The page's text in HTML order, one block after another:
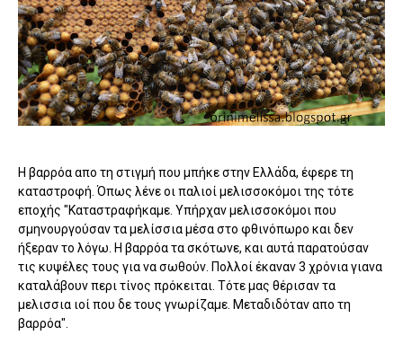
Η βαρρόα απο τη στιγμή που μπήκε στην Ελλάδα, έφερε τη
καταστροφή. Όπως λένε οι παλιοί μελισσοκόμοι της τότε
εποχής "Καταστραφήκαμε. Υπήρχαν μελισσοκόμοι που
σμηνουργούσαν τα μελίσσια μέσα στο φθινόπωρο και δεν
ήξεραν το λόγω. Η βαρρόα τα σκότωνε, και αυτά παρατούσαν
τις κυψέλες τους για να σωθούν. Πολλοί έκαναν 3 χρόνια γιανα
καταλάβουν περι τίνος πρόκειται. Τότε μας θέρισαν τα
μελισσια ιοί που δε τους γνωρίζαμε. Μεταδιδόταν απο τη
βαρρόα".